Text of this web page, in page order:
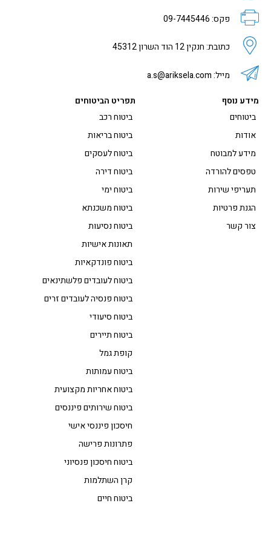
פקס: 09-7445446
כתובת: חנקין 12 הוד השרון 45312
מייל: a.s@ariksela.com
מידע נוסף
ביטוחים
אודות
מידע למבוטח
טפסים להורדה
תעריפי שירות
הגנת פרטיות
צור קשר
תפריט הביטוחים
ביטוח רכב
ביטוח בריאות
ביטוח לעסקים
ביטוח דירה
ביטוח ימי
ביטוח משכנתא
ביטוח נסיעות
תאונות אישיות
ביטוח פונדקאיות
ביטוח לעובדים פלשתינאים
ביטוח פנסיה לעובדים זרים
ביטוח סיעודי
ביטוח תיירים
קופת גמל
ביטוח עמותות
ביטוח אחריות מקצועית
ביטוח שירותים פיננסים
חיסכון פיננסי אישי
פתרונות פרישה
ביטוח חיסכון פנסיוני
קרן השתלמות
ביטוח חיים